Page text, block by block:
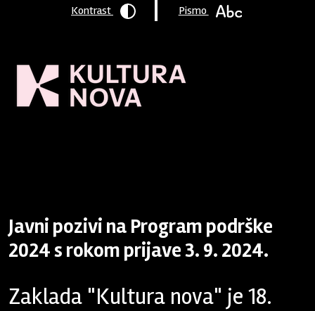
Javni pozivi na Program podrške
2024 s rokom prijave 3. 9. 2024.
Zaklada "Kultura nova" je 18.
Kontrast Pismo